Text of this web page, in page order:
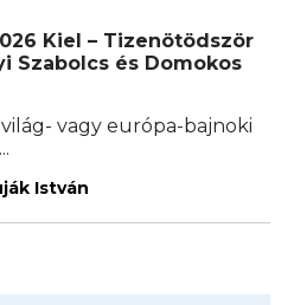
Kiel – Tizenötödször
Szabolcs és Domokos
vagy európa-bajnoki
István